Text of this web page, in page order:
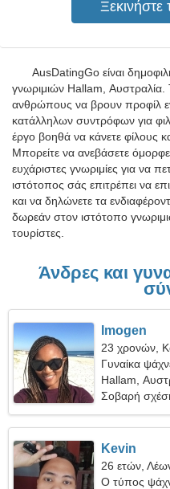
AusDatingGo είναι
γνωριμιών Hallam,
ανθρώπους να βρουν προφίλ
κατάλληλων συντρόφων για
έργο βοηθά να κάνετε φίλους
Μπορείτε να ανεβάσετε
ευχάριστες γνωριμίες για να
ιστότοπος σάς επιτρέπει να
και να δηλώνετε τα
δωρεάν στον ιστότοπο
τουρίστες.
Άνδρες και
Imogen
23 χρονών,
Γυναίκα
Hallam,
Σοβαρή
Kevin
26 ετών,
Ο τύπος